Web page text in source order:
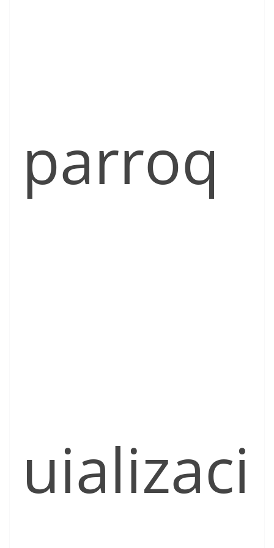
parroq
uializaci